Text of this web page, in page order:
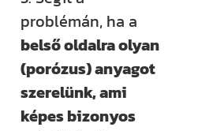
problémán, ha a
belső oldalra olyan
(porózus) anyagot
szerelünk, ami
képes bizonyos